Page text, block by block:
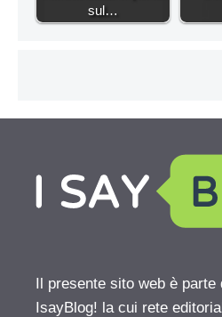
sul…
Il presente sito web è parte
IsayBlog! la cui rete